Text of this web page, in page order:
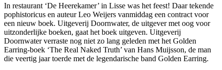
In restaurant ‘De Heerekamer’ in Lisse was het feest! Daar tekende
pophistoricus en auteur Leo Weijers vanmiddag een contract voor
een nieuw boek. Uitgeverij Doornwater, de uitgever met oog voor
uitzonderlijke boeken, gaat het boek uitgeven. Uitgeverij
Doornwater verraste nog niet zo lang geleden met het Golden
Earring-boek ‘The Real Naked Truth’ van Hans Muijsson, de man
die veertig jaar toerde met de legendarische band Golden Earring.